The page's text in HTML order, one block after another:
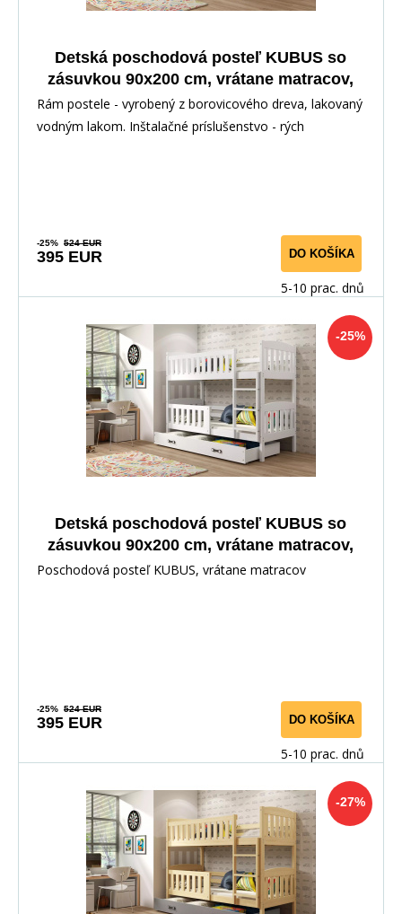
Detská poschodová posteľ KUBUS so
zásuvkou 90x200 cm, vrátane matracov,
Prírodná/Biela
Rám postele - vyrobený z borovicového dreva, lakovaný
vodným lakom. Inštalačné príslušenstvo - rých
-25% 524 EUR
395 EUR DO KOŠÍKA
5-10 prac. dnů
-25%
Detská poschodová posteľ KUBUS so
zásuvkou 90x200 cm, vrátane matracov,
Biela/Biela
Poschodová posteľ KUBUS, vrátane matracov
-25% 524 EUR
395 EUR DO KOŠÍKA
5-10 prac. dnů
-27%